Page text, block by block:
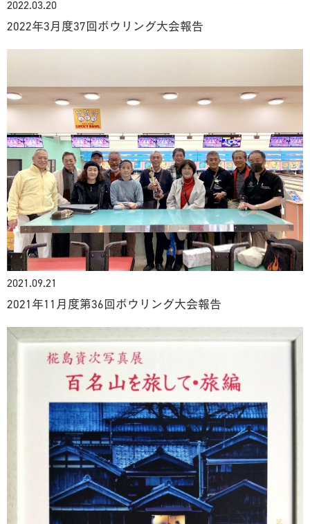
2022.03.20
2022年3月度37回ボウリング大会報告
2021.09.21
2021年11月度第36回ボウリング大会報告